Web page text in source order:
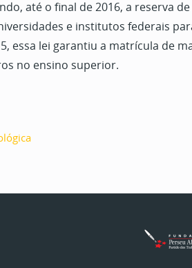
até o final de 2016, a reserva
e institutos federais
essa lei garantiu a matrícula de
no ensino superior.